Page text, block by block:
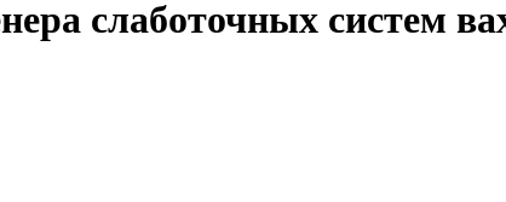
слаботочных систем